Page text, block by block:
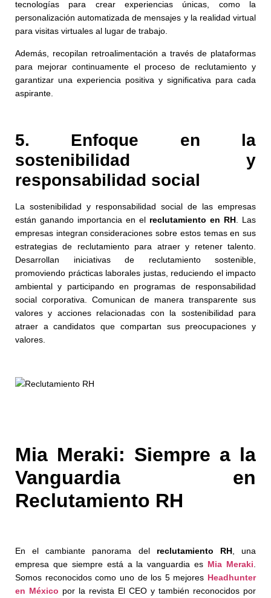
tecnologías para crear experiencias únicas, como la
personalización automatizada de mensajes y la realidad virtual
para visitas virtuales al lugar de trabajo.
Además, recopilan retroalimentación a través de plataformas
para mejorar continuamente el proceso de reclutamiento y
garantizar una experiencia positiva y significativa para cada
aspirante.
5. Enfoque en la
sostenibilidad y
responsabilidad social
La sostenibilidad y responsabilidad social de las empresas
están ganando importancia en el reclutamiento en RH. Las
empresas integran consideraciones sobre estos temas en sus
estrategias de reclutamiento para atraer y retener talento.
Desarrollan iniciativas de reclutamiento sostenible,
promoviendo prácticas laborales justas, reduciendo el impacto
ambiental y participando en programas de responsabilidad
social corporativa. Comunican de manera transparente sus
valores y acciones relacionadas con la sostenibilidad para
atraer a candidatos que compartan sus preocupaciones y
valores.
Mia Meraki: Siempre a la
Vanguardia en
Reclutamiento RH
En el cambiante panorama del reclutamiento RH, una
empresa que siempre está a la vanguardia es Mia Meraki
Somos reconocidos como uno de los 5 mejores Headhunter
en México por la revista El CEO y también reconocidos por